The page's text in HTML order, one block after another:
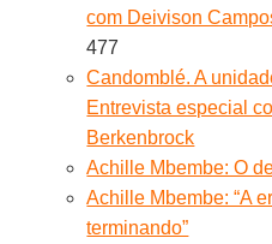
com Deivison
477
Candomblé. A
Entrevista especial
Berkenbrock
Achille Mbembe: O
Achille Mbembe: “A
terminando”